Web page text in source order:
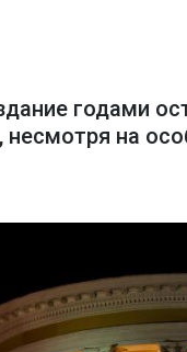
годами
несмотря на